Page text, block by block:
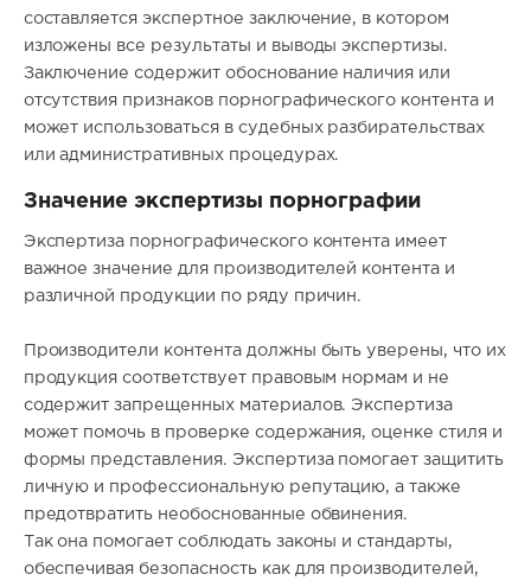
составляется экспертное заключение, в котором
изложены все результаты и выводы экспертизы.
Заключение содержит обоснование наличия или
отсутствия признаков порнографического контента и
может использоваться в судебных разбирательствах
или административных процедурах.
Значение экспертизы порнографии
Экспертиза порнографического контента имеет
важное значение для производителей контента и
различной продукции по ряду причин.
Производители контента должны быть уверены, что их
продукция соответствует правовым нормам и не
содержит запрещенных материалов. Экспертиза
может помочь в проверке содержания, оценке стиля и
формы представления. Экспертиза помогает защитить
личную и профессиональную репутацию, а также
предотвратить необоснованные обвинения.
Так она помогает соблюдать законы и стандарты,
обеспечивая безопасность как для производителей,